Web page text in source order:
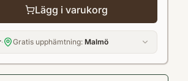
Lägg i varukorg
· Gratis upphämtning: Malmö